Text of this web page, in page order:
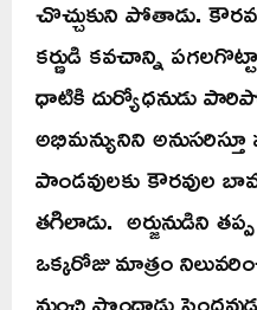
చొచ్చుకుని పోతాడు.
కర్ణుడి కవచాన్ని
ధాటికి దుర్యోధనుడు
అభిమన్యునిని
పాండవులకు కౌరవుల
తగిలాడు. అర్జునుడిని
ఒక్కరోజు మాత్రం